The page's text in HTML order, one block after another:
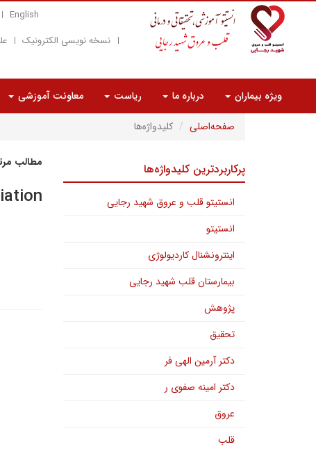
English
نسخه نویسی الکترونیک
ویژه بیماران درباره ما ریاست معاونت آموزشی
صفحه‌اصلی
کلیدواژه‌ها
مطالب پرکاربردترین کلیدواژه‌ها
انستیتو قلب و عروق شهید رجایی
انستیتو
اینترونشنال کاردیولوژی
بیمارستان قلب شهید رجایی
پژوهش
تحقیق
دکتر آرمین الهی فر
دکتر امینه صفوی ر
عروق
قلب